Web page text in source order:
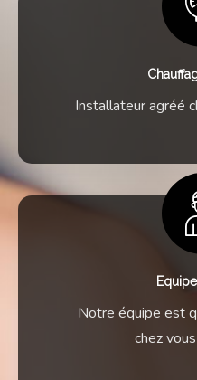
Installateur agréé
Notre équipe est
chez